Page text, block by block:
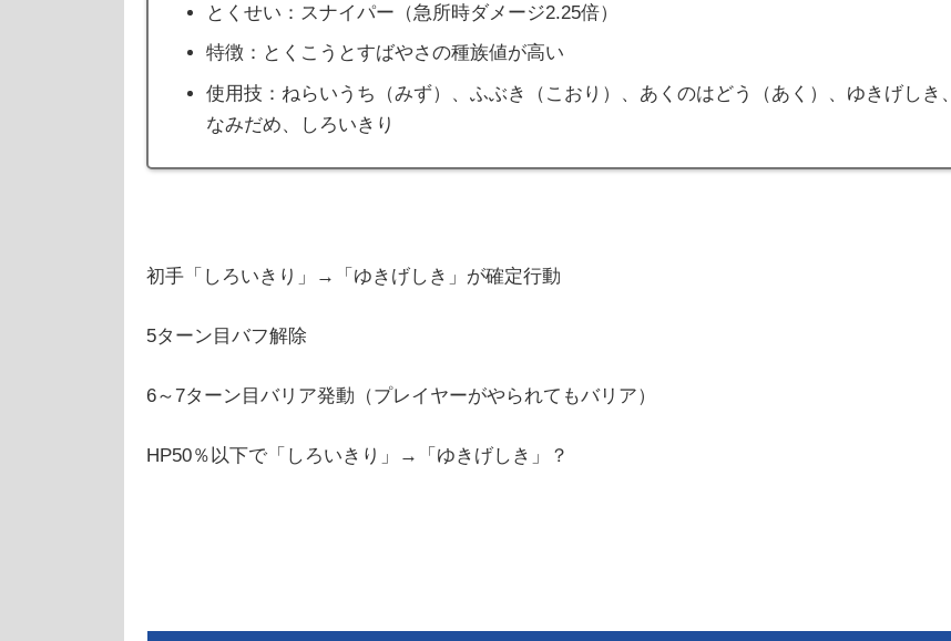
とくせい：スナイパー（急所時ダメージ2.25倍）
特徴：とくこうとすばやさの種族値が高い
使用技：ねらいうち（みず）、ふぶき（こおり）、あくのはどう（あく）、ゆきげしき、
なみだめ、しろいきり
初手「しろいきり」→「ゆきげしき」が確定行動
5ターン目バフ解除
6～7ターン目バリア発動（プレイヤーがやられてもバリア）
HP50％以下で「しろいきり」→「ゆきげしき」？